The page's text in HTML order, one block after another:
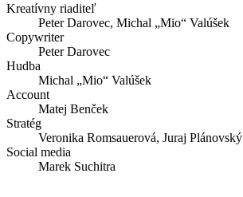
Kreatívny riaditeľ
Peter Darovec, Michal „Mio“ Valúšek
Copywriter
Peter Darovec
Hudba
Michal „Mio“ Valúšek
Account
Matej Benček
Stratég
Veronika Romsauerová, Juraj Plánovský
Social media
Marek Suchitra